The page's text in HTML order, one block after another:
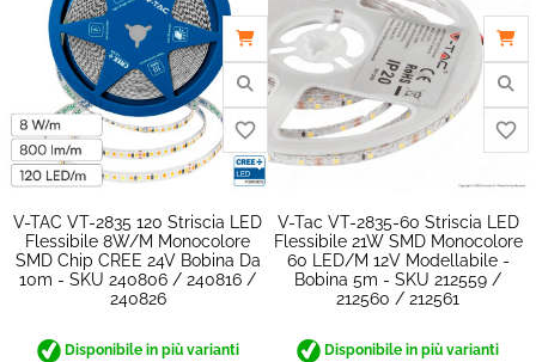
favorite_border
V-TAC VT-2835 120 Striscia LED
Flessibile 8W/m Monocolore
SMD Chip CREE 24V Bobina Da
10m - SKU 240806 / 240816 /
240826
Disponibile in più varianti
V-Tac VT-2835-60 Striscia LED
Flessibile 21W SMD Monocolore
60 LED/m 12V Modellabile -
Bobina 5m - SKU 212559 /
212560 / 212561
Disponibile in più varianti